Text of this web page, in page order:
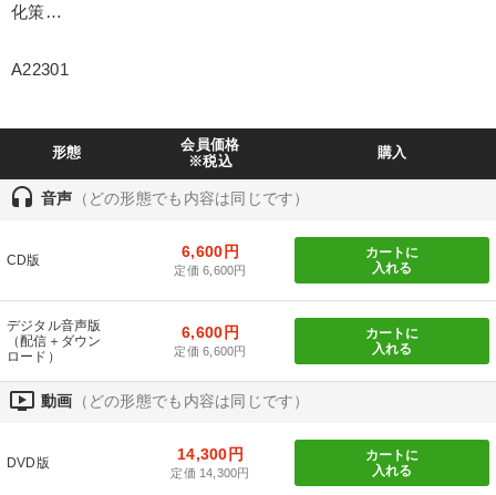
経営音声・動画を探す
全国経営者セミナー収録物以外の経営教材（全762タイトル）からお探
「儲けの本質」を突く 経営戦略・経営実務
最新技術・トレンド 経済・景気・相場予測
【2026年7月】音声・映像ご案内商品
歴史・古典に学ぶ実務講話
化策…
A22301
形態
会員価格
※税込
購入
headset 音声 （どの形態でも内容は同じです）
CD版 6,600円
定価 6,600円
カートに
入れる
デジタル音声版
（配信＋ダウン
ロード）
6,600円
定価 6,600円
カートに
入れる
ondemand_video 動画 （どの形態でも内容は同じです）
DVD版 14,300円
定価 14,300円
カートに
入れる